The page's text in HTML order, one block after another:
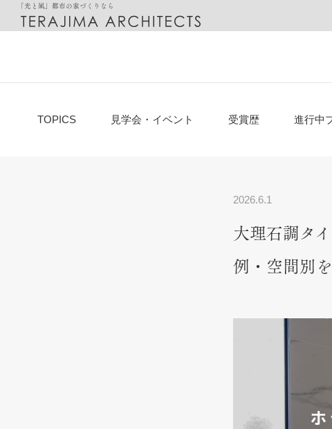
「光と風」都市の家づくりなら
邸宅別
都市に最適化した「光と風の家」
設計のご相談 作品
TOPICS 見学会・イベント 受賞歴 進行中
2026.6.1
大理石調タ
例・空間別